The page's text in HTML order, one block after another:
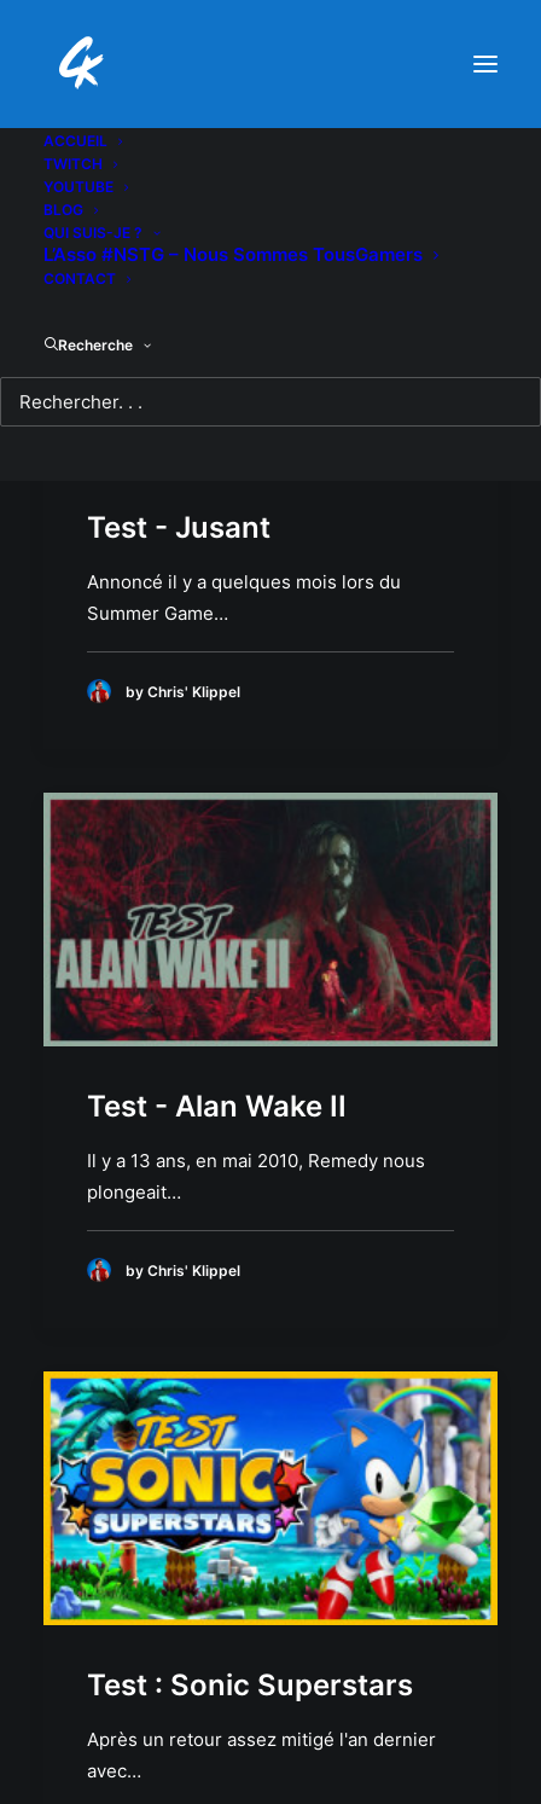
ACCUEIL
TWITCH
YOUTUBE
BLOG
QUI SUIS-JE ?
L’Asso #NSTG – Nous Sommes TousGamers
CONTACT
Recherche
Test - Jusant
Annoncé il y a quelques mois lors du
Summer Game…
by Chris' Klippel
Test - Alan Wake II
Il y a 13 ans, en mai 2010, Remedy nous
plongeait…
by Chris' Klippel
Test : Sonic Superstars
Après un retour assez mitigé l'an dernier
avec…